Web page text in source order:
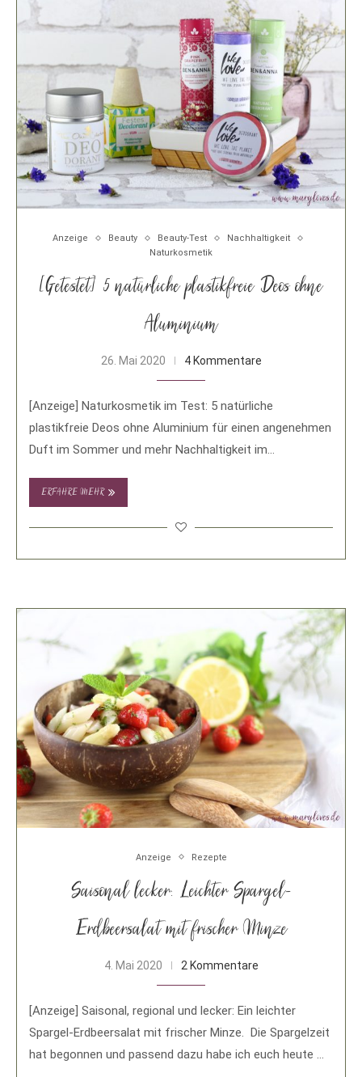
Anzeige Beauty Beauty-Test
Nachhaltigkeit
Naturkosmetik
[Getestet] 5 natürliche plastikfreie Deos ohne
Aluminium
26. Mai 2020 4 Kommentare
[Anzeige] Naturkosmetik im Test: 5 natürliche
plastikfreie Deos ohne Aluminium für einen angenehmen
Duft im Sommer und mehr Nachhaltigkeit im
ERFAHRE MEHR
Anzeige Rezepte
Saisonal lecker: Leichter Spargel-
Erdbeersalat mit frischer Minze
4. Mai 2020 2 Kommentare
[Anzeige] Saisonal, regional und lecker: Ein leichter
Spargel-Erdbeersalat mit frischer Minze. Die Spargelzeit
hat begonnen und passend dazu habe ich euch heute …